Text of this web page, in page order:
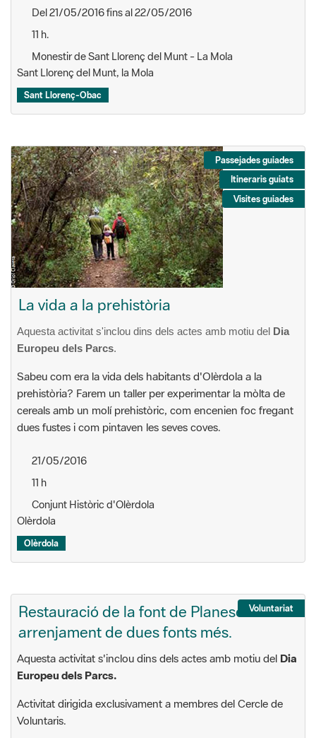
Del 21/05/2016 fins al 22/05/2016
11 h.
Monestir de Sant Llorenç del Munt - La Mola
Sant Llorenç del Munt, la Mola
Sant Llorenç-Obac
Passejades guiades
Itineraris guiats
Visites guiades
La vida a la prehistòria
Aquesta activitat s'inclou dins dels actes amb motiu del Dia
Europeu dels Parcs.
Sabeu com era la vida dels habitants d'Olèrdola a la
prehistòria? Farem un taller per experimentar la mòlta de
cereals amb un molí prehistòric, com encenien foc fregant
dues fustes i com pintaven les seves coves.
21/05/2016
11 h
Conjunt Històric d'Olèrdola
Olèrdola
Olèrdola
Voluntariat
Restauració de la font de Planeses i
arrenjament de dues fonts més.
Aquesta activitat s'inclou dins dels actes amb motiu del Dia
Europeu dels Parcs.
Activitat dirigida exclusivament a membres del Cercle de
Voluntaris.